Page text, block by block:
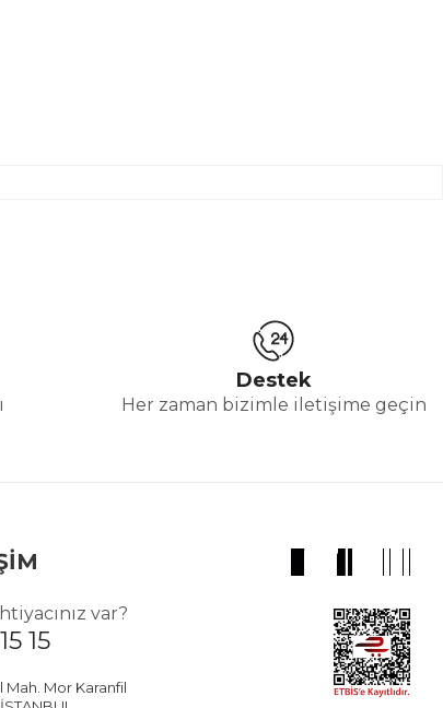
Destek
Her zaman bizimle iletişime geçin
var?
15
Mor Karanfil